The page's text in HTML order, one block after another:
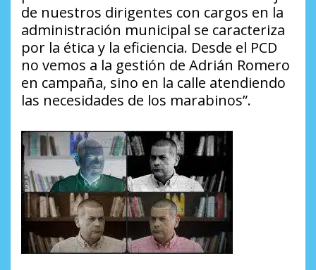
de nuestros dirigentes con cargos en la
administración municipal se caracteriza
por la ética y la eficiencia. Desde el PCD
no vemos a la gestión de Adrián Romero
en campaña, sino en la calle atendiendo
las necesidades de los marabinos”.